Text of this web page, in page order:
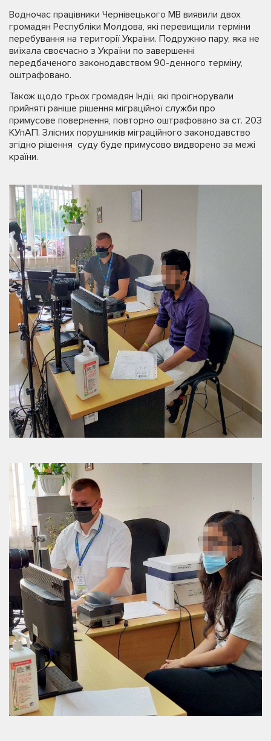
Водночас працівники Чернівецького МВ виявили двох
громадян Республіки Молдова, які перевищили терміни
перебування на території України. Подружню пару, яка не
виїхала своєчасно з України по завершенні
передбаченого законодавством 90-денного терміну,
оштрафовано.
Також щодо трьох громадян Індії, які проігнорували
прийняті раніше рішення міграційної служби про
примусове повернення, повторно оштрафовано за ст. 203
КУпАП. Злісних порушників міграційного законодавство
згідно рішення суду буде примусово видворено за межі
країни.